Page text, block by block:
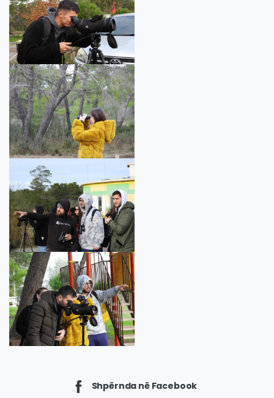
Shpërnda në Facebook